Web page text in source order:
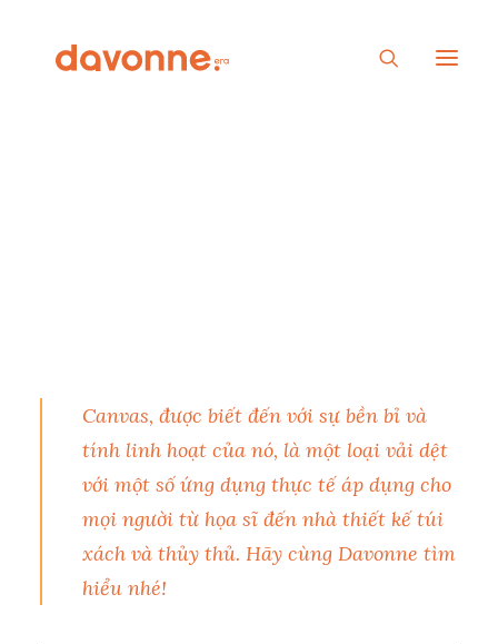
Canvas, được biết đến với sự bền bỉ và
tính linh hoạt của nó, là một loại vải dệt
với một số ứng dụng thực tế áp dụng cho
mọi người từ họa sĩ đến nhà thiết kế túi
xách và thủy thủ. Hãy cùng Davonne tìm
hiểu nhé!